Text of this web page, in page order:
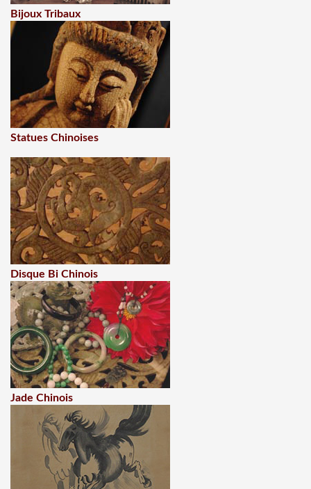
Bijoux Tribaux
Statues Chinoises
Disque Bi Chinois
Jade Chinois